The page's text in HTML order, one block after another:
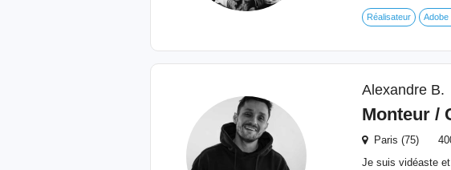
Réalisateur Adobe
Alexandre B.
Monteur /
Paris (75)
Je suis vidéaste et